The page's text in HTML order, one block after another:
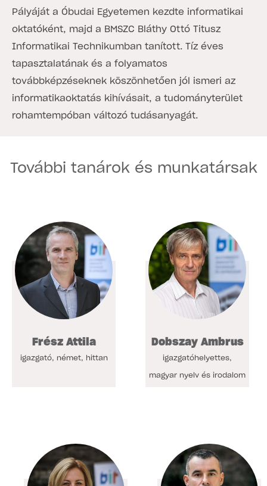
Pályáját a Óbudai Egyetemen kezdte informatikai
oktatóként, majd a BMSZC Bláthy Ottó Titusz
Informatikai Technikumban tanított. Tíz éves
tapasztalatának és a folyamatos
továbbképzéseknek köszönhetően jól ismeri az
informatikaoktatás kihívásait, a tudományterület
rohamtempóban változó tudásanyagát.
További tanárok és munkatársak
Frész Attila
igazgató, német, hittan
Dobszay Ambrus
igazgatóhelyettes,
magyar nyelv és irodalom